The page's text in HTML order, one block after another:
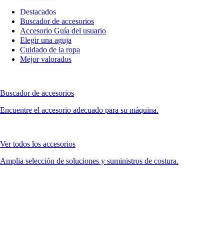
Destacados
Buscador de accesorios
Accesorio Guía del usuario
Elegir una aguja
Cuidado de la ropa
Mejor valorados
Buscador de accesorios
Encuentre el accesorio adecuado para su máquina.
Ver todos los accesorios
Amplia selección de soluciones y suministros de costura.